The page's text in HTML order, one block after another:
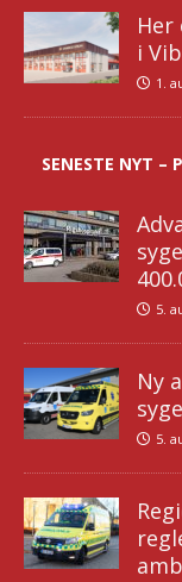
i
1.
SENESTE NYT –
5.
Ny
5.